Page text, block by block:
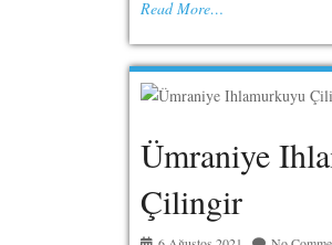
Read More…
Ümraniye
Çilingir